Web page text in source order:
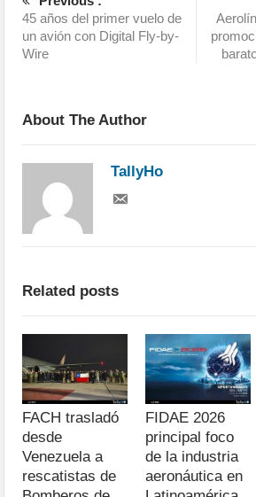
45 años del primer vuelo de
un avión con Digital Fly-by-
Wire
About The Author
TallyHo
Related posts
FACH trasladó
desde
Venezuela a
rescatistas de
FIDAE 2026
principal foco
de la industria
aeronáutica en